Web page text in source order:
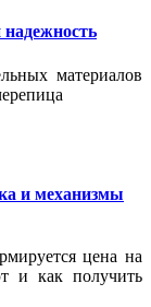
материалов
и механизмы
цена на
и как получить